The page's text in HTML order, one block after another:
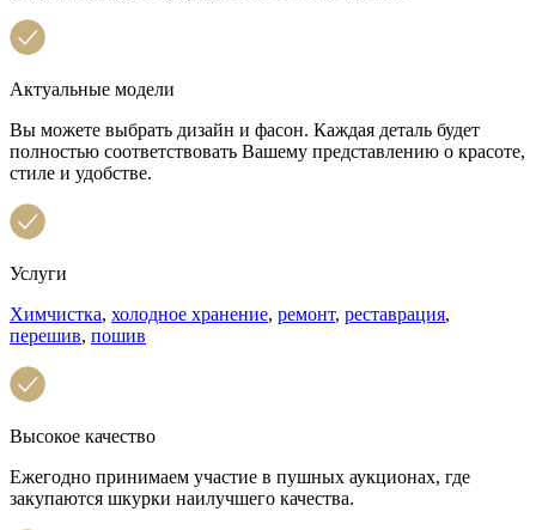
Актуальные модели
Вы можете выбрать дизайн и фасон. Каждая деталь будет
полностью соответствовать Вашему представлению о красоте,
стиле и удобстве.
Услуги
Химчистка, холодное хранение, ремонт, реставрация,
перешив, пошив
Высокое качество
Ежегодно принимаем участие в пушных аукционах, где
закупаются шкурки наилучшего качества.